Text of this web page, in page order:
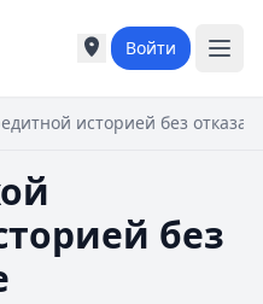
Города России
Москва
А
Города России
Москва
А
Войти
историей без отказа
без